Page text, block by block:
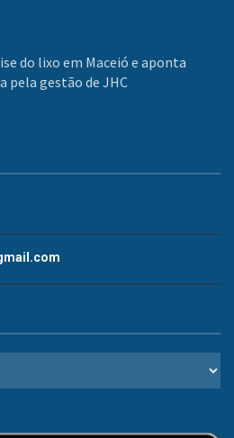
do lixo em Maceió e aponta
pela gestão de JHC